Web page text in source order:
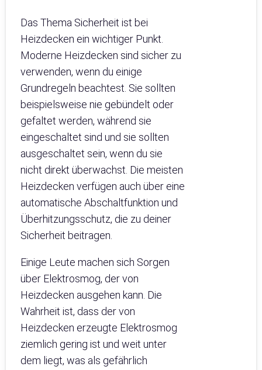
Das Thema Sicherheit ist bei
Heizdecken ein wichtiger Punkt.
Moderne Heizdecken sind sicher zu
verwenden, wenn du einige
Grundregeln beachtest. Sie sollten
beispielsweise nie gebündelt oder
gefaltet werden, während sie
eingeschaltet sind und sie sollten
ausgeschaltet sein, wenn du sie
nicht direkt überwachst. Die meisten
Heizdecken verfügen auch über eine
automatische Abschaltfunktion und
Überhitzungsschutz, die zu deiner
Sicherheit beitragen.
Einige Leute machen sich Sorgen
über Elektrosmog, der von
Heizdecken ausgehen kann. Die
Wahrheit ist, dass der von
Heizdecken erzeugte Elektrosmog
ziemlich gering ist und weit unter
dem liegt, was als gefährlich